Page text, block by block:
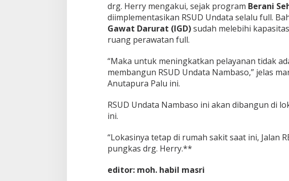
drg. Herry mengakui, sejak program Berani
diimplementasikan RSUD Undata selalu full.
Gawat Darurat (IGD)sudah melebihi
ruang perawatan full.
“Maka untuk meningkatkan pelayanan tidak
membangun RSUD Undata Nambaso,” jelas
Anutapura Palu ini.
RSUD Undata Nambaso ini akan dibangun di
ini.
“Lokasinya tetap di rumah sakit saat ini, Jalan
pungkas drg. Herry.**
editor: moh. habil masri